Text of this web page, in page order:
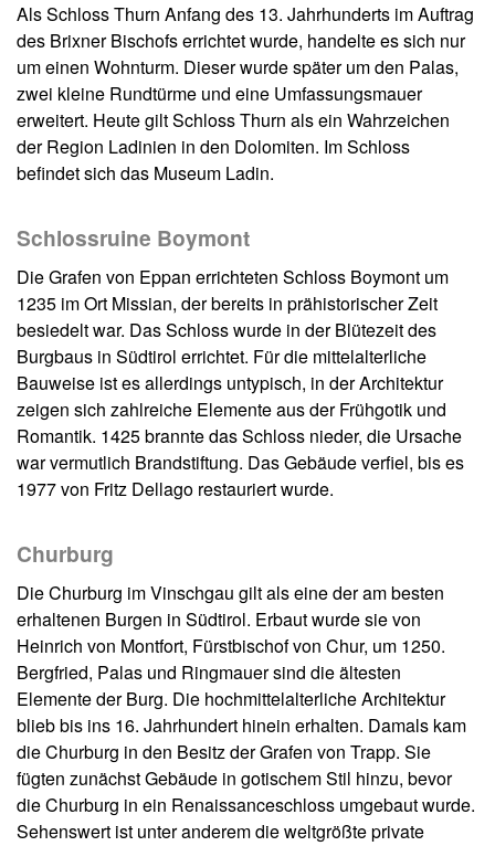
Als Schloss Thurn Anfang des 13. Jahrhunderts im Auftrag
des Brixner Bischofs errichtet wurde, handelte es sich nur
um einen Wohnturm. Dieser wurde später um den Palas,
zwei kleine Rundtürme und eine Umfassungsmauer
erweitert. Heute gilt Schloss Thurn als ein Wahrzeichen
der Region Ladinien in den Dolomiten. Im Schloss
befindet sich das Museum Ladin.
Schlossruine Boymont
Die Grafen von Eppan errichteten Schloss Boymont um
1235 im Ort Missian, der bereits in prähistorischer Zeit
besiedelt war. Das Schloss wurde in der Blütezeit des
Burgbaus in Südtirol errichtet. Für die mittelalterliche
Bauweise ist es allerdings untypisch, in der Architektur
zeigen sich zahlreiche Elemente aus der Frühgotik und
Romantik. 1425 brannte das Schloss nieder, die Ursache
war vermutlich Brandstiftung. Das Gebäude verfiel, bis es
1977 von Fritz Dellago restauriert wurde.
Churburg
Die Churburg im Vinschgau gilt als eine der am besten
erhaltenen Burgen in Südtirol. Erbaut wurde sie von
Heinrich von Montfort, Fürstbischof von Chur, um 1250.
Bergfried, Palas und Ringmauer sind die ältesten
Elemente der Burg. Die hochmittelalterliche Architektur
blieb bis ins 16. Jahrhundert hinein erhalten. Damals kam
die Churburg in den Besitz der Grafen von Trapp. Sie
fügten zunächst Gebäude in gotischem Stil hinzu, bevor
die Churburg in ein Renaissanceschloss umgebaut wurde.
Sehenswert ist unter anderem die weltgrößte private